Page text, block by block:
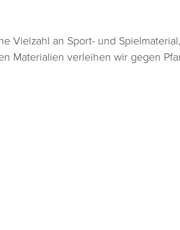
Vielzahl an Sport- und
Materialien verleihen wir gegen